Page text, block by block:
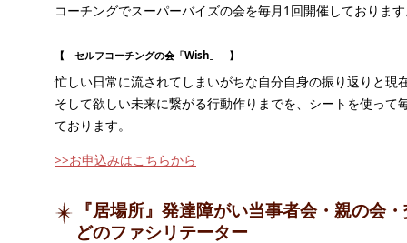
コーチングでスーパーバイズの会を毎月1回開催しておりま
【 セルフコーチングの会「Wish」 】
忙しい日常に流されてしまいがちな自分自身の振り返りと現
そして欲しい未来に繋がる行動作りまでを、シートを使って
ております。
>>お申込みはこちらから
『居場所』発達障がい当事者会・親の会
どのファシリテーター